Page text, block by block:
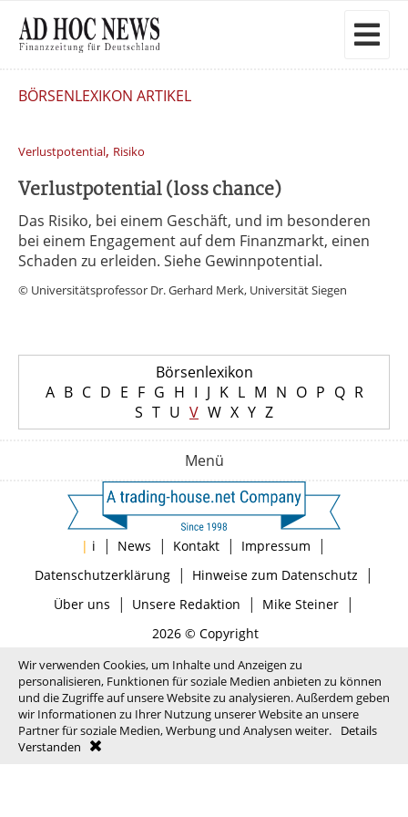
BÖRSENLEXIKON ARTIKEL
Verlustpotential, Risiko
Verlustpotential (loss chance)
Das Risiko, bei einem Geschäft, und im besonderen
bei einem Engagement auf dem Finanzmarkt, einen
Schaden zu erleiden. Siehe Gewinnpotential.
© Universitätsprofessor Dr. Gerhard Merk, Universität Siegen
Börsenlexikon
A B C D E F G H I J K L M N O P Q R
S T U V W X Y Z
Menü
| i | News | Kontakt | Impressum |
Datenschutzerklärung| Hinweise zum Datenschutz |
Über uns | Unsere Redaktion | Mike Steiner|
2026 © Copyright
Wir verwenden Cookies, um Inhalte und Anzeigen zu
personalisieren, Funktionen für soziale Medien anbieten zu können
und die Zugriffe auf unsere Website zu analysieren. Außerdem geben
wir Informationen zu Ihrer Nutzung unserer Website an unsere
Partner für soziale Medien, Werbung und Analysen weiter.
Details
Verstanden